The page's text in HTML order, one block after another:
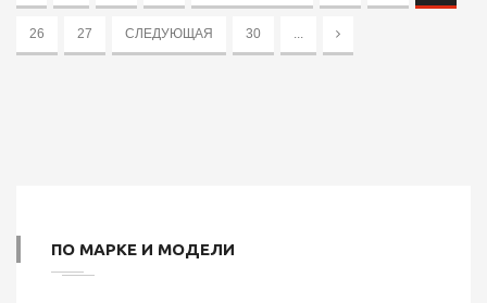
26 27 СЛЕДУЮЩАЯ 30 ...
ПО МАРКЕ И МОДЕЛИ